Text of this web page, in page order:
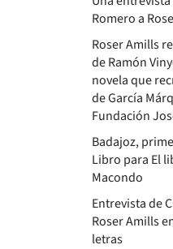
Romero a
Roser Amills
de Ramón
novela que
de García
Fundación
Badajoz,
Libro para El
Macondo
Entrevista de
Roser Amills
letras